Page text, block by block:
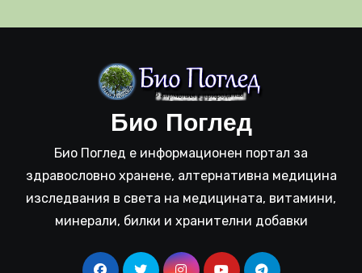
Био Поглед
Био Поглед е информационен портал за
здравословно хранене, алтернативна медицина
изследвания в света на медицината, витамини,
минерали, билки и хранителни добавки